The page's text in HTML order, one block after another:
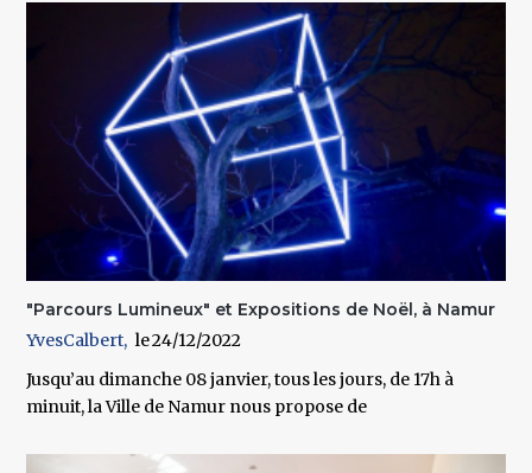
"Parcours Lumineux" et Expositions de Noël, à Namur
YvesCalbert
24/12/2022
Jusqu’au dimanche 08 janvier, tous les jours, de 17h à
minuit, la Ville de Namur nous propose de